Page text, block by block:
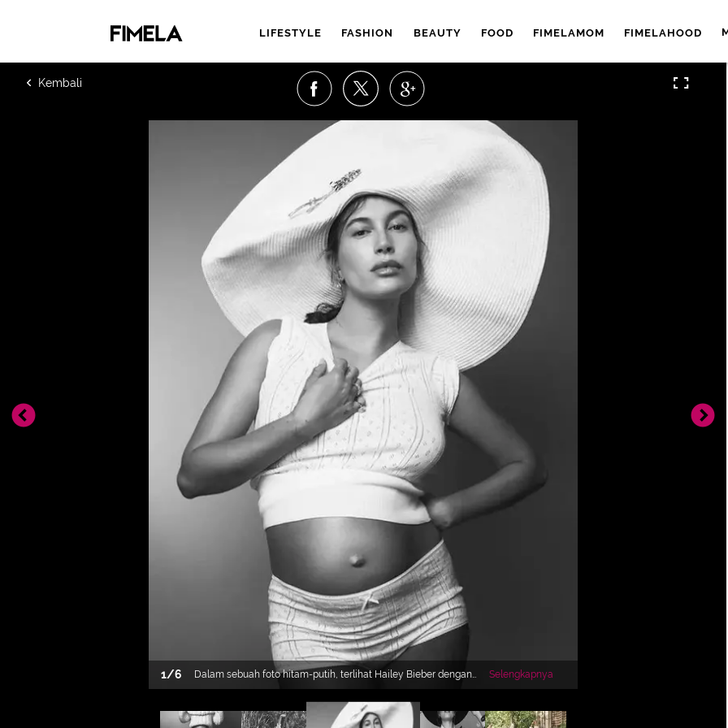
LIFESTYLE FASHION BEAUTY FOOD FIMELAMOM FIMELAHOOD
1/6
Dalam sebuah foto hitam-putih, terlihat Hailey Bieber dengan
baby bumpnya yang semakin membesar mengenakan setelan
atasan tanpa lengan dan celana pendeknya, dipadu topi super
lebar. [Foto: Instagram/jdblegend_]
Selengkapnya